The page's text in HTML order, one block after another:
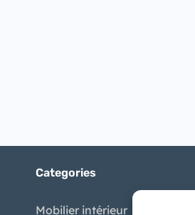
Categories
Mobilier intérieur